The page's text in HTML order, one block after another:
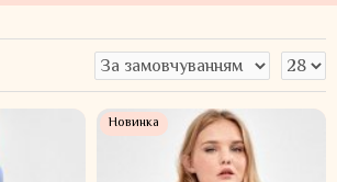
Новинка